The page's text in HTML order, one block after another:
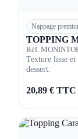
Nappage
TOPPING
Réf.
Texture lisse et
dessert.
20,89 € TTC